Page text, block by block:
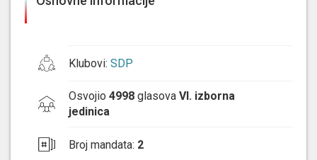
Klubovi: SDP
Osvojio 4998 glasova VI. izborna
jedinica
Broj mandata: 2